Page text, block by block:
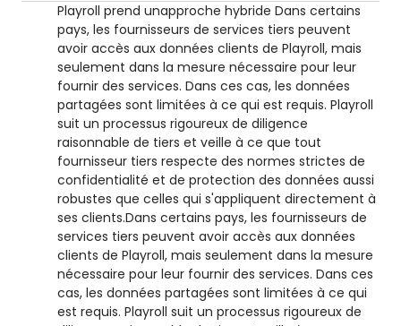
Playroll prend unapproche hybride Dans certains
pays, les fournisseurs de services tiers peuvent
avoir accès aux données clients de Playroll, mais
seulement dans la mesure nécessaire pour leur
fournir des services. Dans ces cas, les données
partagées sont limitées à ce qui est requis. Playroll
suit un processus rigoureux de diligence
raisonnable de tiers et veille à ce que tout
fournisseur tiers respecte des normes strictes de
confidentialité et de protection des données aussi
robustes que celles qui s'appliquent directement à
ses clients.Dans certains pays, les fournisseurs de
services tiers peuvent avoir accès aux données
clients de Playroll, mais seulement dans la mesure
nécessaire pour leur fournir des services. Dans ces
cas, les données partagées sont limitées à ce qui
est requis. Playroll suit un processus rigoureux de